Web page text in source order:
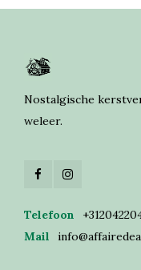
Nostalgische
weleer.
Telefoon
Mail